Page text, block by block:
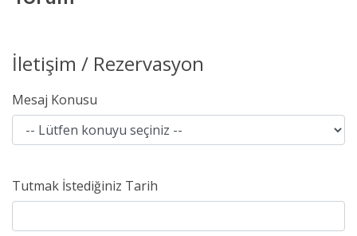
İletişim / Rezervasyon
Mesaj Konusu
Tutmak İstediğiniz Tarih